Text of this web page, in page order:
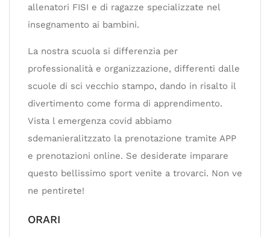
allenatori FISI e di ragazze specializzate nel
insegnamento ai bambini.
La nostra scuola si differenzia per
professionalità e organizzazione, differenti dalle
scuole di sci vecchio stampo, dando in risalto il
divertimento come forma di apprendimento.
Vista l emergenza covid abbiamo
sdemanieralitzzato la prenotazione tramite APP
e prenotazioni online. Se desiderate imparare
questo bellissimo sport venite a trovarci. Non ve
ne pentirete!
ORARI